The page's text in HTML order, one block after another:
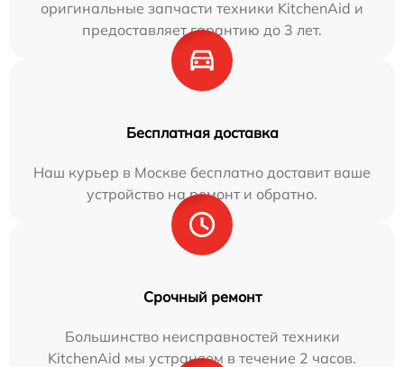
оригинальные запчасти техники KitchenAid и
предоставляет гарантию до 3 лет.
Бесплатная доставка
Наш курьер в Москве бесплатно доставит ваше
устройство на ремонт и обратно.
Срочный ремонт
Большинство неисправностей техники
KitchenAid мы устраняем в течение 2 часов.